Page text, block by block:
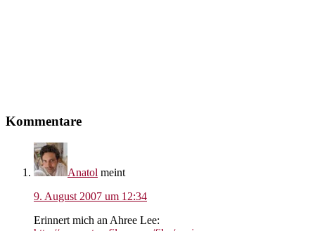
Interaktionen
Kommentare
Anatol meint
9. August 2007 um 12:34
Erinnert mich an Ahree Lee: